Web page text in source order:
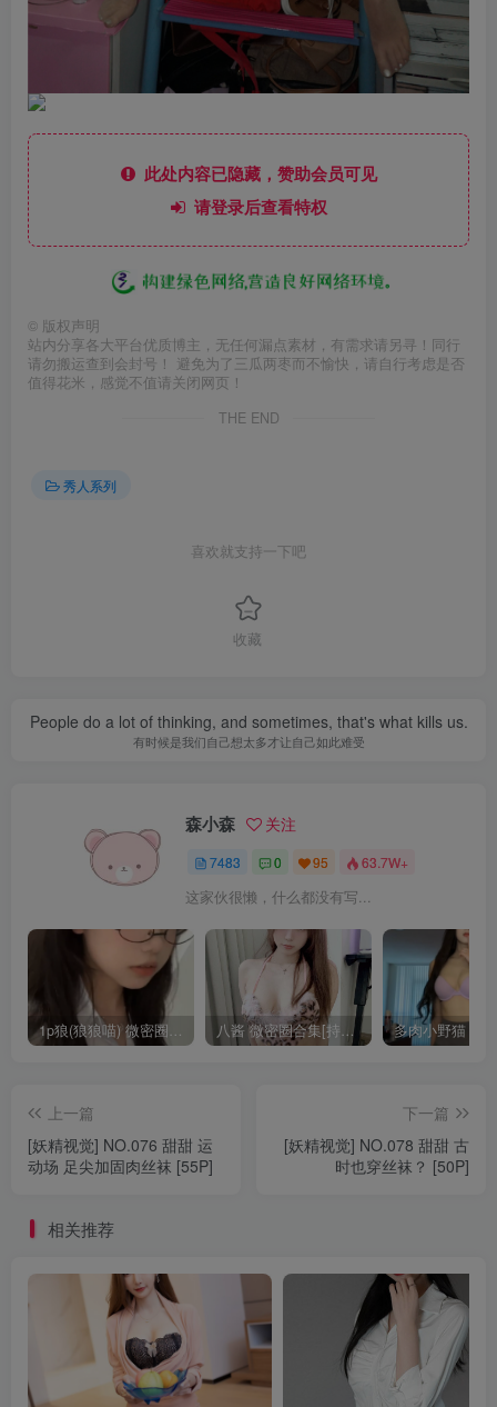
此处内容已隐藏，赞助会员可见
请登录后查看特权
© 版权声明
站内分享各大平台优质博主，无任何漏点素材，有需求请另寻！同行
请勿搬运查到会封号！ 避免为了三瓜两枣而不愉快，请自行考虑是否
值得花米，感觉不值请关闭网页！
THE END
秀人系列
喜欢就支持一下吧
收藏
People do a lot of thinking, and sometimes, that's what kills us.
有时候是我们自己想太多才让自己如此难受
森小森 关注
7483 0 95 63.7W+
这家伙很懒，什么都没有写...
1p狼(狼狼喵) 微密圈/岛遇合集[持续更新2025.08.20] 八酱 微密圈合集[持续更新]
上一篇
[妖精视觉] NO.076 甜甜 运
动场 足尖加固肉丝袜 [55P]
下一篇
[妖精视觉] NO.078 甜甜 古
时也穿丝袜？ [50P]
相关推荐